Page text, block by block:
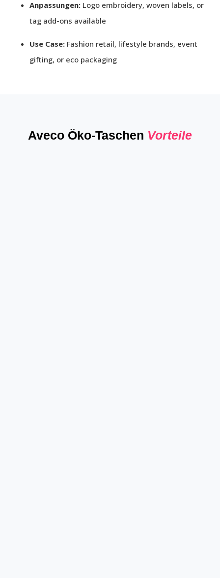
Anpassungen: Logo embroidery, woven labels, or
tag add-ons available
Use Case: Fashion retail, lifestyle brands, event
gifting, or eco packaging
Aveco Öko-Taschen Vorteile